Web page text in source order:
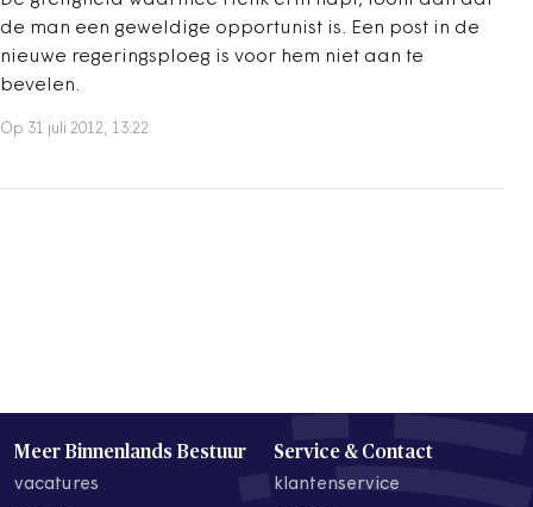
de man een geweldige opportunist is. Een post in de
nieuwe regeringsploeg is voor hem niet aan te
bevelen.
Op 31 juli 2012, 13:22
Meer Binnenlands Bestuur
vacatures
Service & Contact
klantenservice